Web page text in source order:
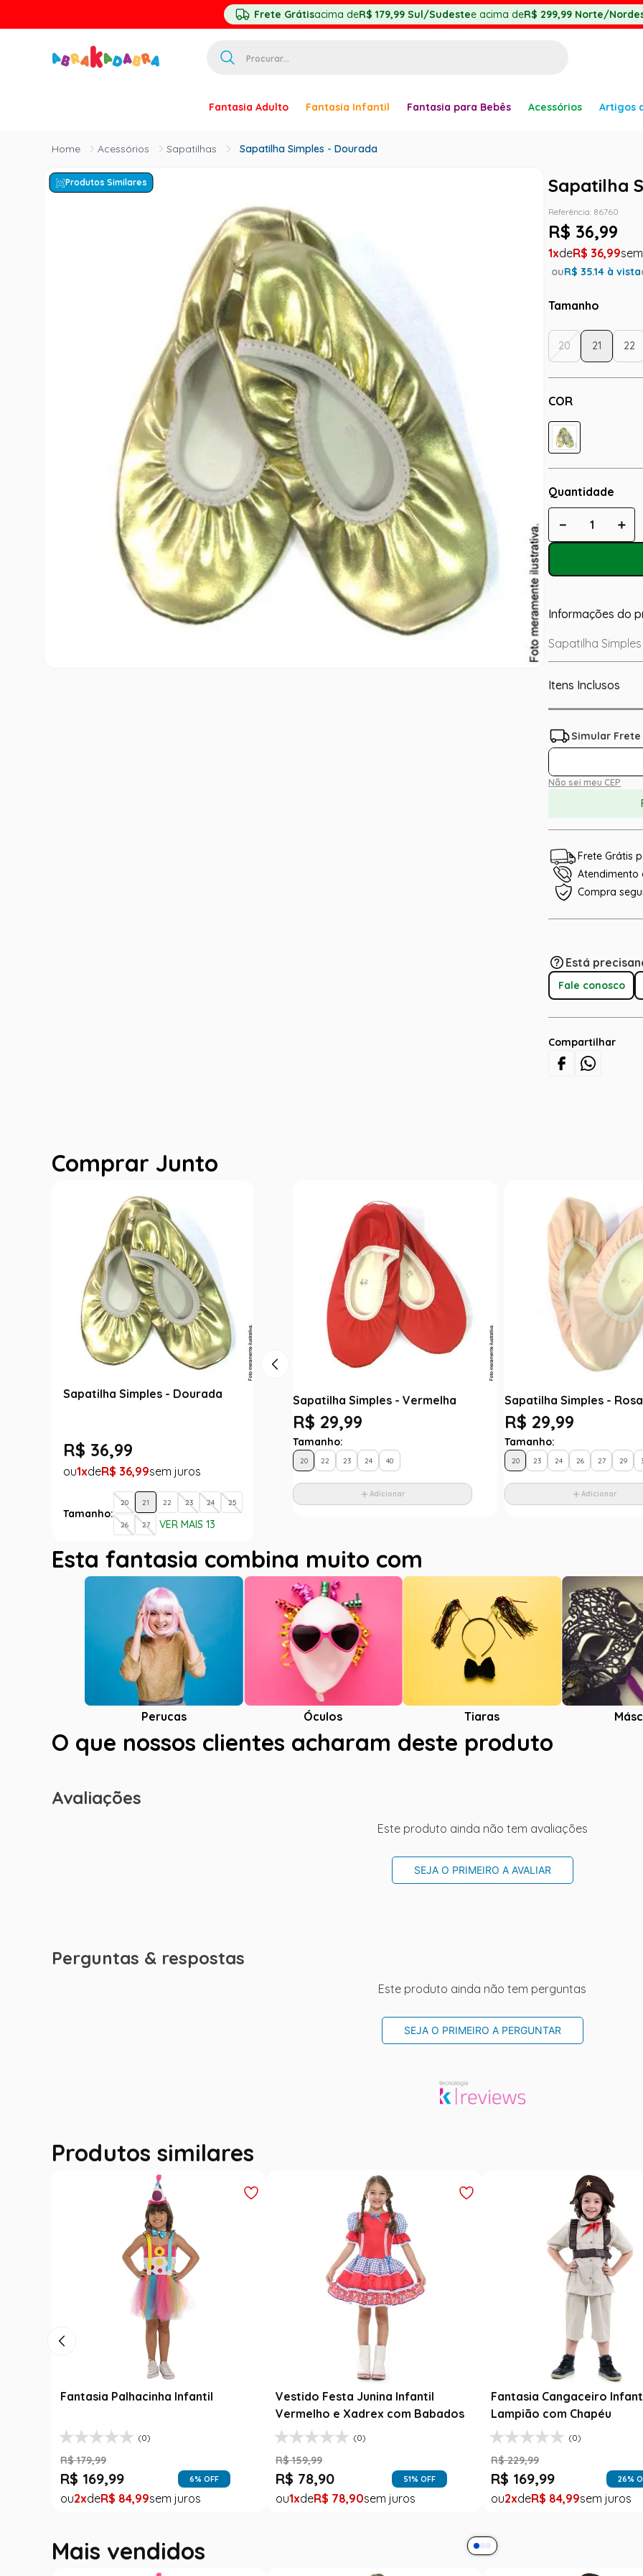
Frete Grátisacima deR$ 179,99 Sul/Sudestee acima deR$ 299,99 Norte/
Fantasia Adulto Fantasia Infantil Fantasia para Bebês Acessórios Artigos
Acessórios Sapatilhas Sapatilha Simples - Dourada
Produtos Similares Sapatilha
Referência: 86760
R$ 36,99
1 R$ 36,99
ouR$ 35.14 à vista
Tamanho
COR
20 21 22
Quantidade
＋
－
Informações do
Sapatilha
Itens Inclusos
Não sei meu CEP
Frete Grátis
Atendimento
Compra
Está
Fale conosco
Compartilhar
Comprar Junto
Sapatilha Simples - Dourada
R$ 36,99
1 R$ 36,99
Tamanho:
20 21 22 23 24 25
26 27 VER MAIS 13
Sapatilha Simples - Vermelha
R$ 29,99
Tamanho:
20 22 23 24 40
Adicionar
Sapatilha Simples - Rosa
R$ 29,99
Tamanho:
20 23 24 26 27 29
Adicionar
Esta fantasia combina muito com
Perucas Óculos Tiaras
O que nossos clientes acharam deste produto
Avaliações
Este produto ainda não tem avaliações
SEJA O PRIMEIRO A AVALIAR
Perguntas & respostas
Este produto ainda não tem perguntas
SEJA O PRIMEIRO A PERGUNTAR
Produtos similares
Fantasia Palhacinha Infantil
(0)
R$ 179,99
R$ 169,99 6% OFF
2 R$ 84,99
Vestido Festa Junina Infantil
Vermelho e Xadrex com Babados
(0)
R$ 159,99
R$ 78,90 51% OFF
1 R$ 78,90
Fantasia Cangaceiro
Lampião com Chapéu
(0)
R$ 229,99
R$ 169,99 26%
2 R$ 84,99
Mais vendidos
princesa
5º
mascara
º
paquita
7º
harry potter
8º
kpop
9º
branca neve
10º toy story